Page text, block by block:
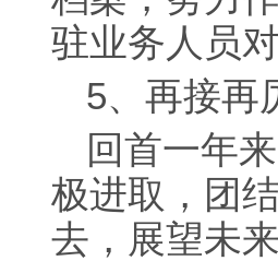
驻业务人员
5、再接再
回首一年
极进取，团
去，展望未